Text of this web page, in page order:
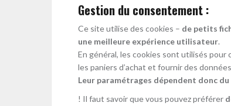
Gestion du consentement :
Ce site utilise des cookies – de petits
une meilleure expérience utilisateur.
En général, les cookies sont utilisés
les paniers d’achat et fournir des
Leur paramétrages dépendent donc
! Il faut savoir que vous pouvez préférer